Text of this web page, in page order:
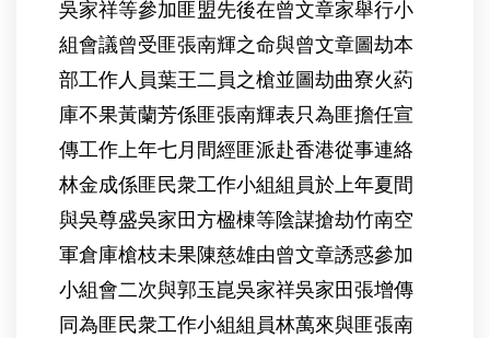
吳家祥等參加匪盟先後在曾文章家舉行小
組會議曾受匪張南輝之命與曾文章圖劫本
部工作人員葉王二員之槍並圖劫曲寮火葯
庫不果黃蘭芳係匪張南輝表只為匪擔任宣
傳工作上年七月間經匪派赴香港從事連絡
林金成係匪民衆工作小組組員於上年夏間
與吳尊盛吳家田方楹棟等陰謀搶劫竹南空
軍倉庫槍枝未果陳慈雄由曾文章誘惑參加
小組會二次與郭玉崑吳家祥吳家田張增傳
同為匪民衆工作小組組員林萬來與匪張南